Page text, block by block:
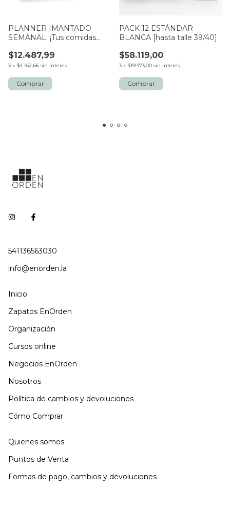
PLANNER IMANTADO
SEMANAL: ¡Tus comidas
$12.487,99
3 x $4.162,66 sin interés
PACK 12 ESTÁNDAR
BLANCA [hasta talle 39/40]
$58.119,00
3 x $19.373,00 sin interés
541136563030
info@enorden.la
Inicio
Zapatos EnOrden
Organización
Cursos online
Negocios EnOrden
Nosotros
Política de cambios y devoluciones
Cómo Comprar
Quienes somos
Puntos de Venta
Formas de pago, cambios y devoluciones